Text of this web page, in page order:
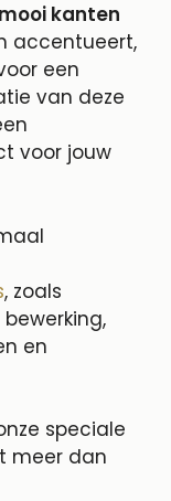
mooi kanten
accentueert,
een
van deze
voor jouw
, zoals
en
speciale
meer dan